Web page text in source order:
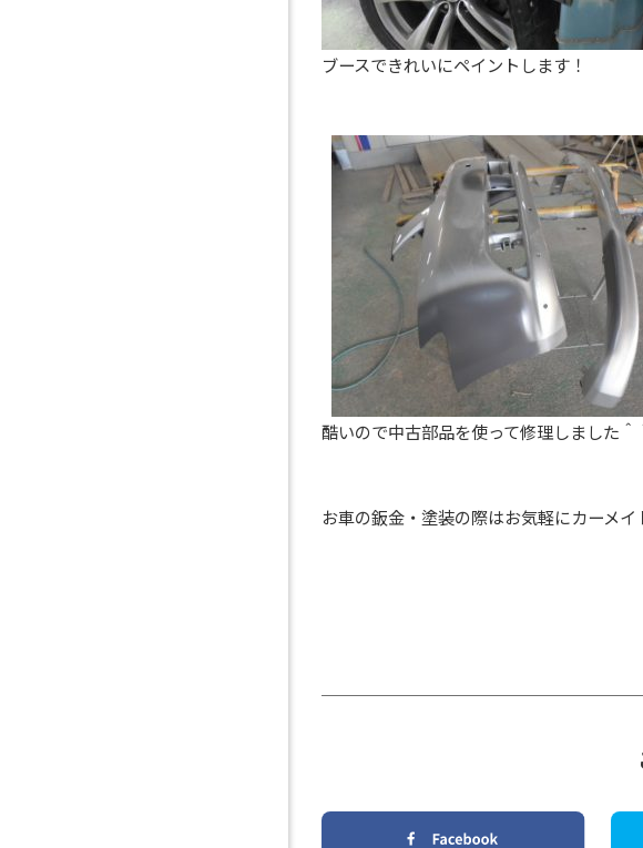
ブースできれいにペイントします！
酷いので中古部品を使って修理しました＾
お車の鈑金・塗装の際はお気軽にカーメイ